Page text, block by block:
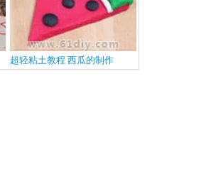
超轻粘土教程 西瓜的制作